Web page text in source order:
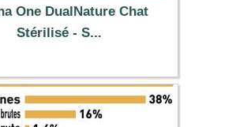
One DualNature Chat
Stérilisé - S...
7.99 €